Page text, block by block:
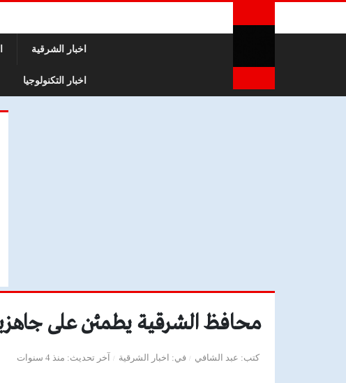
اخبار الشرقية
اخبار التكنولوجيا
محافظ الشرقية يطمئن على
كتب عبد الشافي في اخبار الشرقية آخر تحديث منذ 4 سنوات